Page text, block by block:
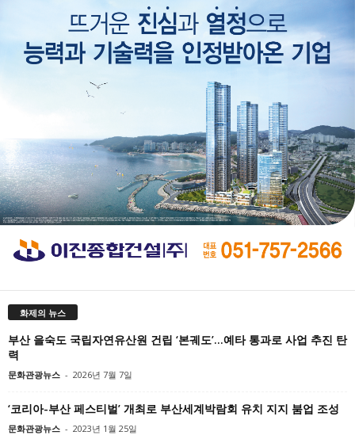
화제의 뉴스
부산 을숙도 국립자연유산원 건립 ‘본궤도’…예타 통과로 사업 추진 탄
력
문화관광뉴스 - 2026년 7월 7일
‘코리아-부산 페스티벌’ 개최로 부산세계박람회 유치 지지 붐업 조성
문화관광뉴스 - 2023년 1월 25일